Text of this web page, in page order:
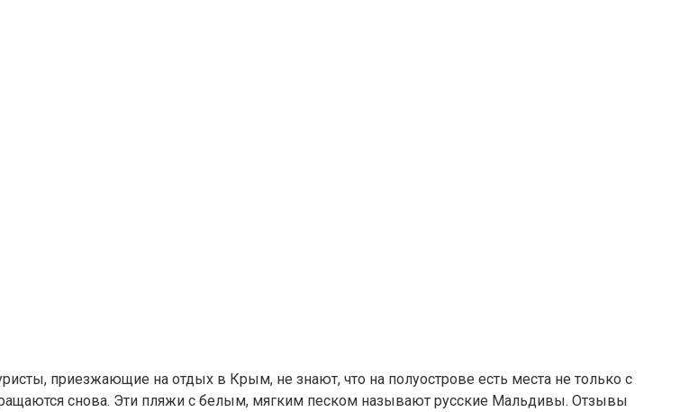
приезжающие на отдых в Крым, не знают, что на полуострове есть места не только с
снова. Эти пляжи с белым, мягким песком называют русские Мальдивы. Отзывы